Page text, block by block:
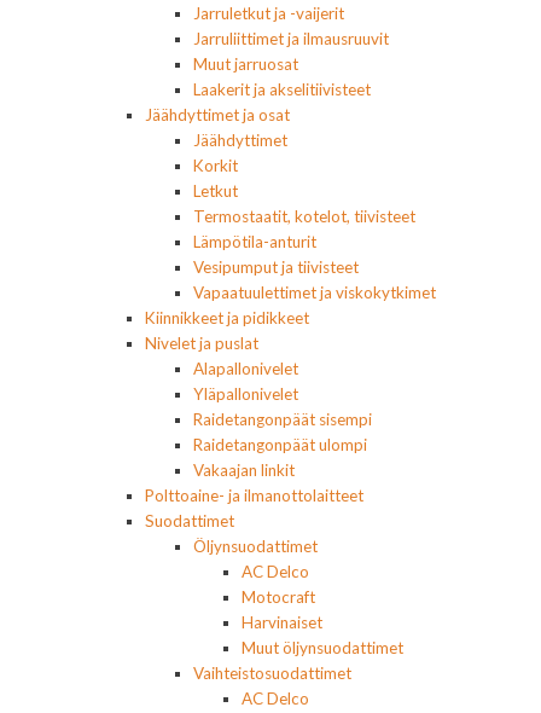
Jarruletkut ja -vaijerit
Jarruliittimet ja ilmausruuvit
Muut jarruosat
Laakerit ja akselitiivisteet
Jäähdyttimet ja osat
Jäähdyttimet
Korkit
Letkut
Termostaatit, kotelot, tiivisteet
Lämpötila-anturit
Vesipumput ja tiivisteet
Vapaatuulettimet ja viskokytkimet
Kiinnikkeet ja pidikkeet
Nivelet ja puslat
Alapallonivelet
Yläpallonivelet
Raidetangonpäät sisempi
Raidetangonpäät ulompi
Vakaajan linkit
Polttoaine- ja ilmanottolaitteet
Suodattimet
Öljynsuodattimet
AC Delco
Motocraft
Harvinaiset
Muut öljynsuodattimet
Vaihteistosuodattimet
AC Delco